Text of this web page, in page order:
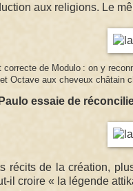
aux religions. Le
correcte de Modulo : on y
Octave aux cheveux châtain
essaie de
récits de la création,
il croire « la légende